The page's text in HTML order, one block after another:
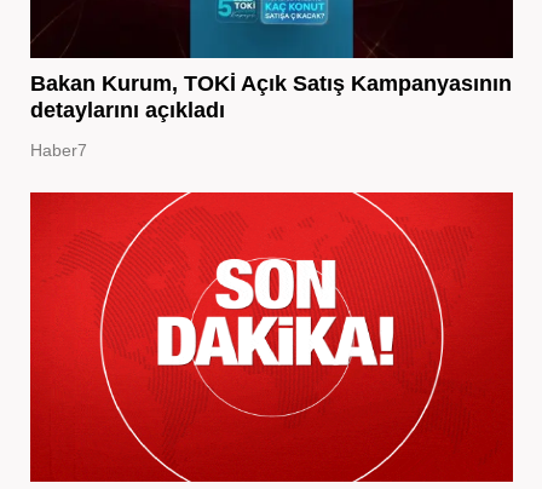
Bakan Kurum, TOKİ Açık Satış Kampanyasının
detaylarını açıkladı
Haber7